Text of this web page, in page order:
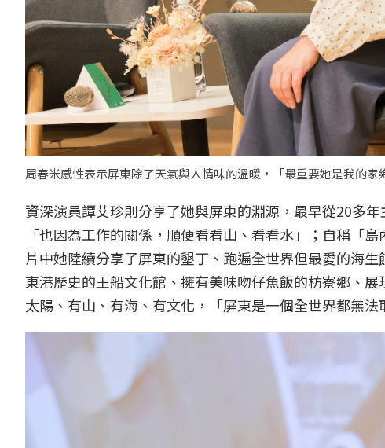
周春米感性表示屏東除了天氣與人情味的溫暖，「最重要她是我的
資深演員譚艾珍則分享了她與屏東的淵源，最早從20多
「也因為工作的關係，順便看看山、看看水」；自稱「
片中她陸續分享了屏東的墾丁、跑遍全世界但最愛的海
東港歷史的王船文化館、擁有美味吻仔魚飯的枋寮鄉、
太陽、有山、有海、有文化，「屏東是一個全世界都無法